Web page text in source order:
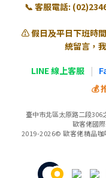
📞 客服電話:
⚠️ 假日及平日下班時
統留言，
LINE 線上客服 |
💰
臺中市北區太原路二段306
歐客佬國
2019-2026© 歐客佬精品咖